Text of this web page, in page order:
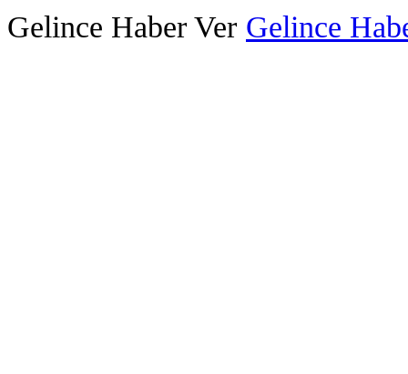
Gelince Haber Ver Gelince